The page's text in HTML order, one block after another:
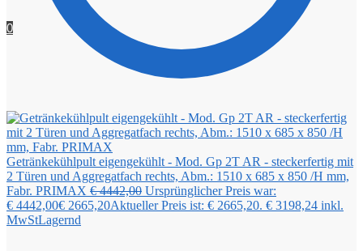
0
Getränkekühlpult eigengekühlt - Mod. Gp 2T AR - steckerfertig mit
2 Türen und Aggregatfach rechts, Abm.: 1510 x 685 x 850 /H mm,
Fabr. PRIMAX €4442,00 Ursprünglicher Preis war:
€ 4442,00€ 2665,20Aktueller Preis ist: € 2665,20. € 3198,24 inkl.
MwStLagernd